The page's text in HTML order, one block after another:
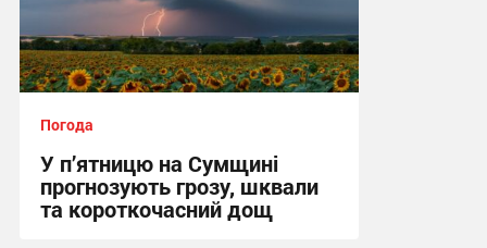
Погода
У п’ятницю на Сумщині
прогнозують грозу, шквали
та короткочасний дощ